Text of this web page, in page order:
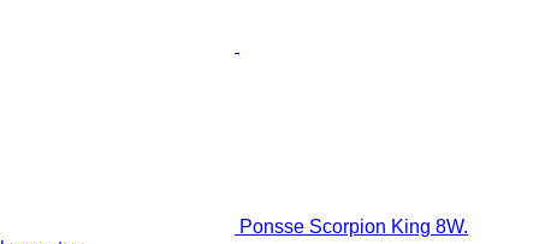
Ponsse Scorpion King 8W.